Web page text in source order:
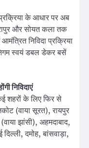
प्रक्रिया के आधार पर अब
और सोयत कला तक
निविदा प्रक्रिया
स्वयं डबल डेकर बसें
निविदाएं
शहरों के लिए फिर से
(वाया सूरत), रायपुर
झांसी), अहमदाबाद,
दमोह, बांसवाड़ा,